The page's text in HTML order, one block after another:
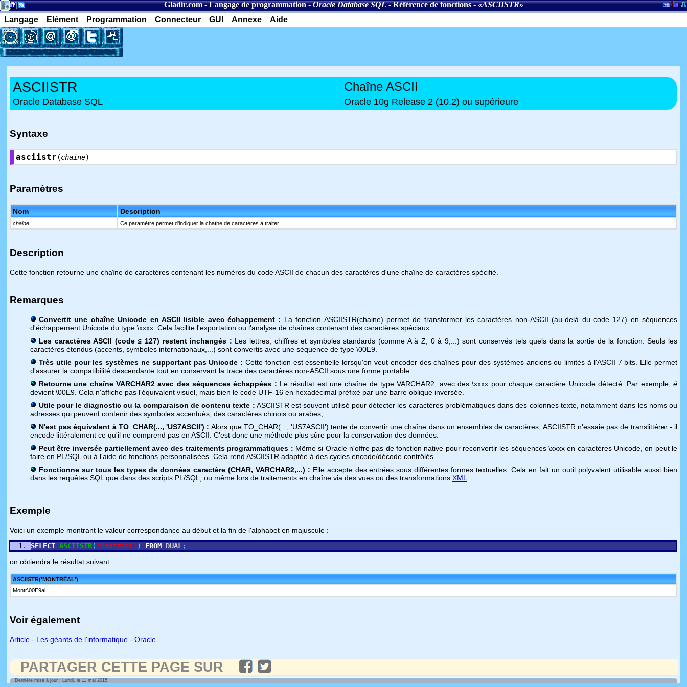
Gladir.com-Langage de programmation-Oracle Database SQL-Référence de fonctions- «ASCIISTR»
Langage
Elément Programmation Connecteur GUI Annexe Aide
ASCIISTR Chaîne ASCII
Oracle Database SQL Oracle 10g Release 2 (10.2) ou supérieure
Syntaxe
asciistr (chaine)
Paramètres
Nom Description
chaine Ce paramètre permet d'indiquer la chaîne de caractères à traiter.
Description
Cette fonction retourne une chaîne de caractères contenant les numéros du code ASCII de chacun des caractères d'une chaîne de caractères spécifié.
Remarques
Convertit une chaîne Unicode en ASCII lisible avec échappement : La fonction ASCIISTR(chaine) permet de transformer les caractères non-ASCII (au-delà du code 127) en séquences
d'échappement Unicode du type \xxxx. Cela facilite l'exportation ou l'analyse de chaînes contenant des caractères spéciaux.
Les caractères ASCII (code ≤ 127) restent inchangés : Les lettres, chiffres et symboles standards (comme A à Z, 0 à 9,...) sont conservés tels quels dans la sortie de la fonction. Seuls les
caractères étendus (accents, symboles internationaux,...) sont convertis avec une séquence de type \00E9.
Très utile pour les systèmes ne supportant pas Unicode : Cette fonction est essentielle lorsqu'on veut encoder des chaînes pour des systèmes anciens ou limités à l'ASCII 7 bits. Elle permet
d'assurer la compatibilité descendante tout en conservant la trace des caractères non-ASCII sous une forme portable.
Retourne une chaîne VARCHAR2 avec des séquences échappées : Le résultat est une chaîne de type VARCHAR2, avec des \xxxx pour chaque caractère Unicode détecté. Par exemple,é
devient \00E9. Cela n'affiche pas l'équivalent visuel, mais bien le code UTF-16 en hexadécimal préfixé par une barre oblique inversée.
Utile pour le diagnostic ou la comparaison de contenu texte : ASCIISTR est souvent utilisé pour détecter les caractères problématiques dans des colonnes texte, notamment dans les noms ou
adresses qui peuvent contenir des symboles accentués, des caractères chinois ou arabes,...
N'est pas équivalent à TO_CHAR(..., 'US7ASCII') : Alors que TO_CHAR(..., 'US7ASCII') tente de convertir une chaîne dans un ensembles de caractères, ASCIISTR n'essaie pas de translittérer - il
encode littéralement ce qu'il ne comprend pas en ASCII. C'est donc une méthode plus sûre pour la conservation des données.
Peut être inversée partiellement avec des traitements programmatiques : Même si Oracle n'offre pas de fonction native pour reconvertir les séquences \xxxx en caractères Unicode, on peut le
faire en PL/SQL ou à l'aide de fonctions personnalisées. Cela rend ASCIISTR adaptée à des cycles encode/décode contrôlés.
Fonctionne sur tous les types de données caractère (CHAR, VARCHAR2,...) : Elle accepte des entrées sous différentes formes textuelles. Cela en fait un outil polyvalent utilisable aussi bien
dans les requêtes SQL que dans des scripts PL/SQL, ou même lors de traitements en chaîne via des vues ou des transformations XML
Exemple
Voici un exemple montrant le valeur correspondance au début et la fin de l'alphabet en majuscule :
SELECT ASCIISTR( 'Montréal' ) FROM DUAL ;
on obtiendra le résultat suivant :
ASCIISTR('MONTRÉAL')
Montr\00E9al
Voir également
Article - Les géants de l'informatique - Oracle
PARTAGER CETTE PAGE SUR
Dernière mise à jour : Lundi, le 11 mai 2015